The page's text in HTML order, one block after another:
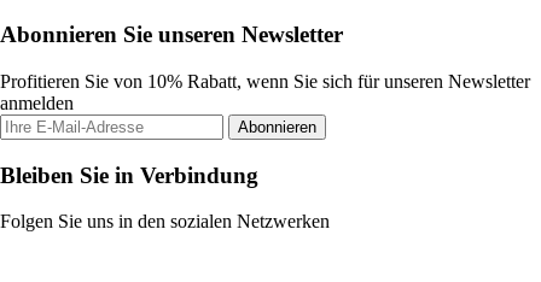
Abonnieren Sie unseren Newsletter
Profitieren Sie von 10% Rabatt, wenn Sie sich für unseren Newsletter
anmelden
Abonnieren
Bleiben Sie in Verbindung
Folgen Sie uns in den sozialen Netzwerken